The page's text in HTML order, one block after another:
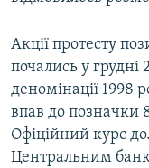
Акції протесту
почались у грудні
деномінації 1998
впав до позначки
Офіційний курс
Центральним